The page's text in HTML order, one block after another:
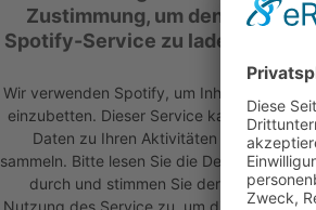
Zustimmung, um den
Spotify-Service zu laden!
Wir verwenden Spotify, um Inhalte
einzubetten. Dieser Service kann
Daten zu Ihren Aktivitäten
sammeln. Bitte lesen Sie die Details
durch und stimmen Sie der
Nutzung des Service zu, um diese